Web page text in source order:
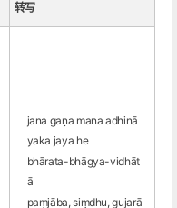
转写
jana gaṇa mana adhinā
yaka jaya he
bhārata-bhāgya-vidhāt
ā
paṃjāba, siṃdhu, gujarā